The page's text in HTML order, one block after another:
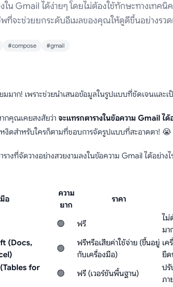
งใน Gmail ได้ง่ายๆ โดยไม่ต้องใช้ทักษะทางเท
ที่จะช่วยยกระดับอีเมลของคุณให้ดูดีขึ้นอย่างรวด
#compose #gmail
กตารางในข้อค
มมาก! เพราะช่วยนำเสนอข้อมูลในรูปแบบที่ชัดเจนและ
กคุณเคยสงสัยว่าจะแทรกตารางในข้อความ Gmail ได้
งิดสำหรับใครก็ตามที่ชอบการจัดรูปแบบที่สะอาดตา! 😭
งที่จัดวางอย่างสวยงามลงในข้อความ Gmail ได้อย่า
อ
ความ
ยาก
ราคา
🟢 ฟรี
ไม่
มา
(Docs,
🟢
ฟรีหรือเสียค่าใช้จ่าย (ขึ้นอยู่
กับเครื่องมือ)
เค
ยื
for
🟢 ฟรี (เวอร์ชันพื้นฐาน)
ปรั
ภา